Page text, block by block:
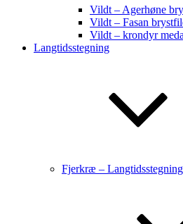
Vildt – Agerhøne
Vildt – Fasan
Vildt – krondyr
Langtidsstegning
Fjerkræ – Langtidsstegning